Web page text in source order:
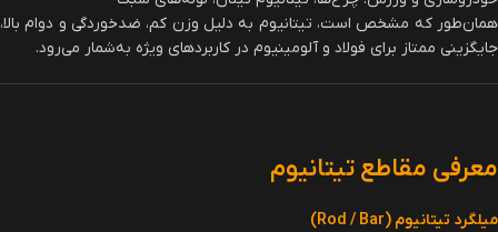
همان‌طور که مشخص است، تیتانیوم به دلیل وزن کم، ضدخوردگی و دوام بالا،
جایگزینی ممتاز برای فولاد و آلومینیوم در کاربردهای ویژه به‌شمار می‌رود.
معرفی مقاطع تیتانیوم
میلگرد تیتانیوم (Rod / Bar)